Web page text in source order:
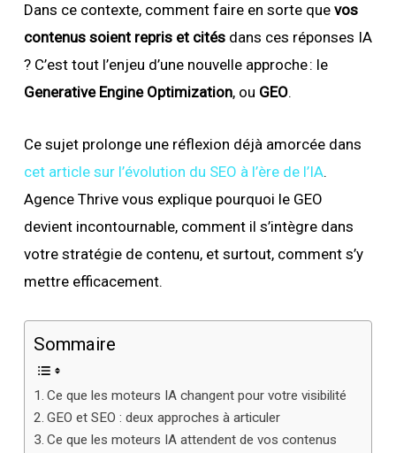
Dans ce contexte, comment faire en sorte que vos
contenus soient repris et citésdans ces réponses IA
? C’est tout l’enjeu d’une nouvelle approche : le
Generative Engine Optimization, ou GEO.
Ce sujet prolonge une réflexion déjà amorcée dans
cet article sur l’évolution du SEO à l’ère de l’IA.
Agence Thrive vous explique pourquoi le GEO
devient incontournable, comment il s’intègre dans
votre stratégie de contenu, et surtout, comment s’y
mettre efficacement.
Sommaire
Ce que les moteurs IA changent pour votre visibilité
GEO et SEO : deux approches à articuler
Ce que les moteurs IA attendent de vos contenus